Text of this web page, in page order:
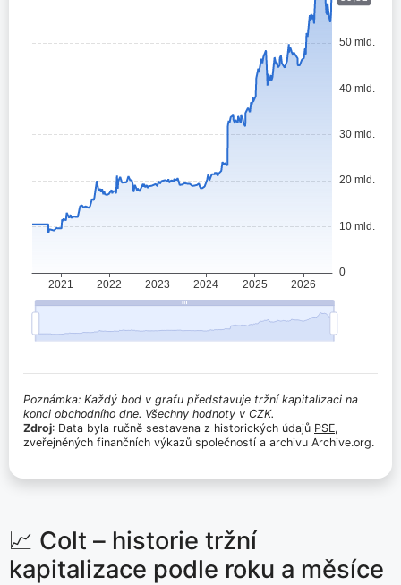
Poznámka: Každý bod v grafu představuje tržní kapitalizaci na
konci obchodního dne. Všechny hodnoty v CZK.
Zdroj: Data byla ručně sestavena z historických údajů PSE,
zveřejněných finančních výkazů společností a archivu Archive.org.
📈 Colt – historie tržní
kapitalizace podle roku a měsíce